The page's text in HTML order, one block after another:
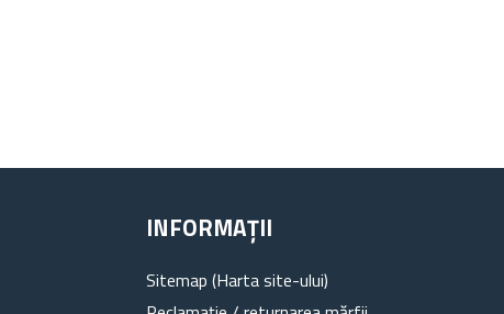
INFORMAȚII
Sitemap (Harta site-ului)